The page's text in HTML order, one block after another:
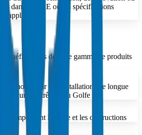
dans le UAE où les spécifications
bénéfices clés de cette gamme de produits
chocs pour des installations de longue
extrêmes du Golfe
empêchant le tartre et les obstructions